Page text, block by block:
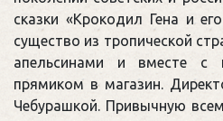
сказки «Крокодил Гена и
существо из тропической
апельсинами и вместе с
прямиком в магазин.
Чебурашкой. Привычную